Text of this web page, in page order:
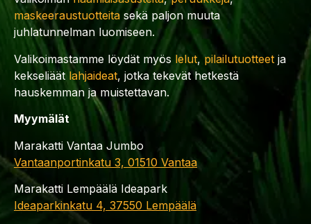
maskeeraustuotteita sekä paljon muuta
juhlatunnelman luomiseen.
Valikoimastamme löydät myös lelut,pilailutuotteet ja
kekseliäät lahjaideat, jotka tekevät hetkestä
hauskemman ja muistettavan.
Myymälät
Marakatti Vantaa Jumbo
Vantaanportinkatu 3, 01510 Vantaa
Marakatti Lempäälä Ideapark
Ideaparkinkatu 4, 37550 Lempäälä